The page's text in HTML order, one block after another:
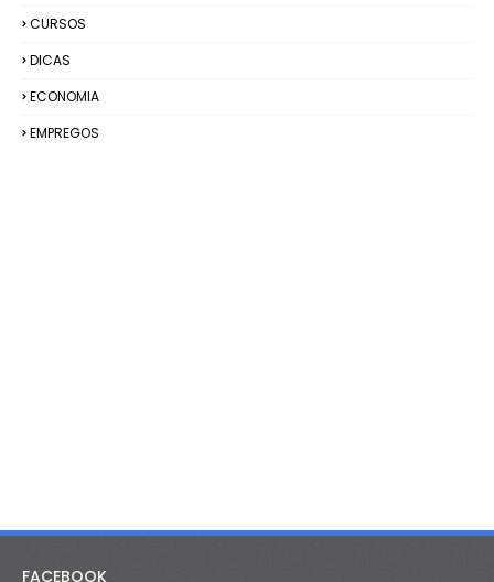
CURSOS
DICAS
ECONOMIA
EMPREGOS
FACEBOOK